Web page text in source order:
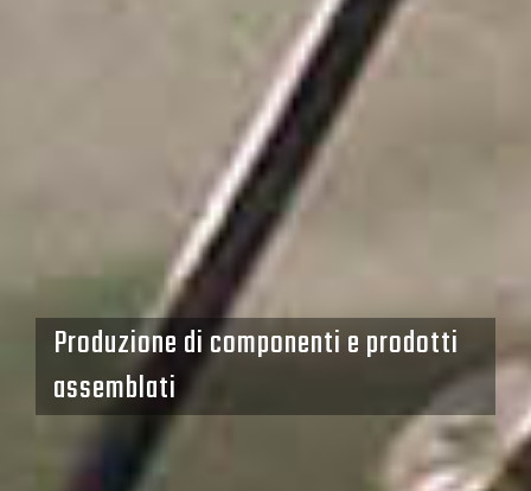
Stampi per lamiera e plastica